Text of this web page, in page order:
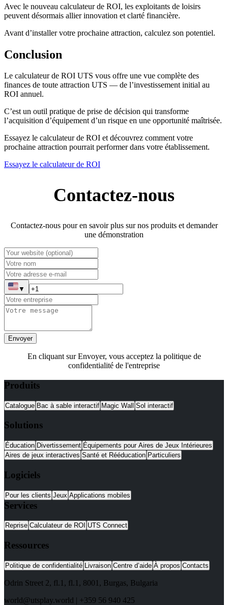
Avec le nouveau calculateur de ROI, les exploitants de loisirs
peuvent désormais allier innovation et clarté financière.
Avant d’installer votre prochaine attraction, calculez son potentiel.
Conclusion
Le calculateur de ROI UTS vous offre une vue complète des
finances de toute attraction UTS — de l’investissement initial au
ROI annuel.
C’est un outil pratique de prise de décision qui transforme
l’acquisition d’équipement d’un risque en une opportunité maîtrisée.
Essayez le calculateur de ROI et découvrez comment votre
prochaine attraction pourrait performer dans votre établissement.
Essayez le calculateur de ROI
Contactez-nous
Contactez-nous pour en savoir plus sur nos produits et demander
une démonstration
▼
Envoyer
En cliquant sur Envoyer, vous acceptez la politique de
confidentialité de l'entreprise
Produits
Catalogue Bac à sable interactif Magic Wall Sol interactif
Solutions
Éducation Divertissement Équipements pour Aires de Jeux Intérieures
Aires de jeux interactives Santé et Rééducation Particuliers
Logiciels
Pour les clients Jeux Applications mobiles
Services
Reprise Calculateur de ROI UTS Connect
Ressources
Politique de confidentialité Livraison Centre d’aide À propos Contacts
Odrin Street 2, fl.1 , fl.1, 8001 , Burgas, Bulgaria
world@utsplay.world | +359 56 940 425